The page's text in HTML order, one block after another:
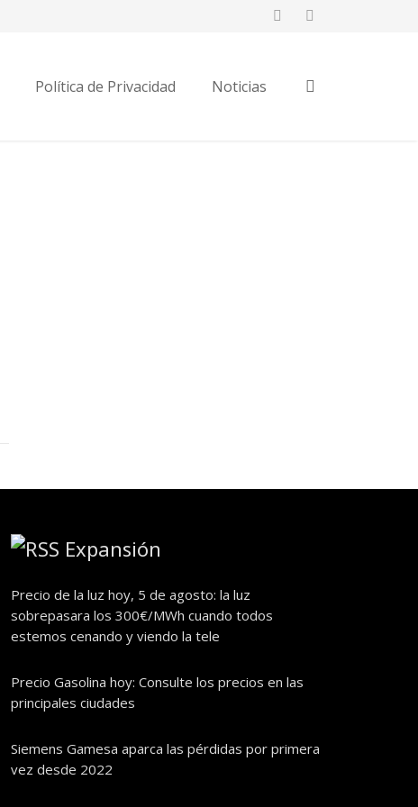
Política de Privacidad Noticias
Expansión
Precio de la luz hoy, 5 de agosto: la luz
sobrepasara los 300€/MWh cuando todos
estemos cenando y viendo la tele
Precio Gasolina hoy: Consulte los precios en las
principales ciudades
Siemens Gamesa aparca las pérdidas por primera
vez desde 2022